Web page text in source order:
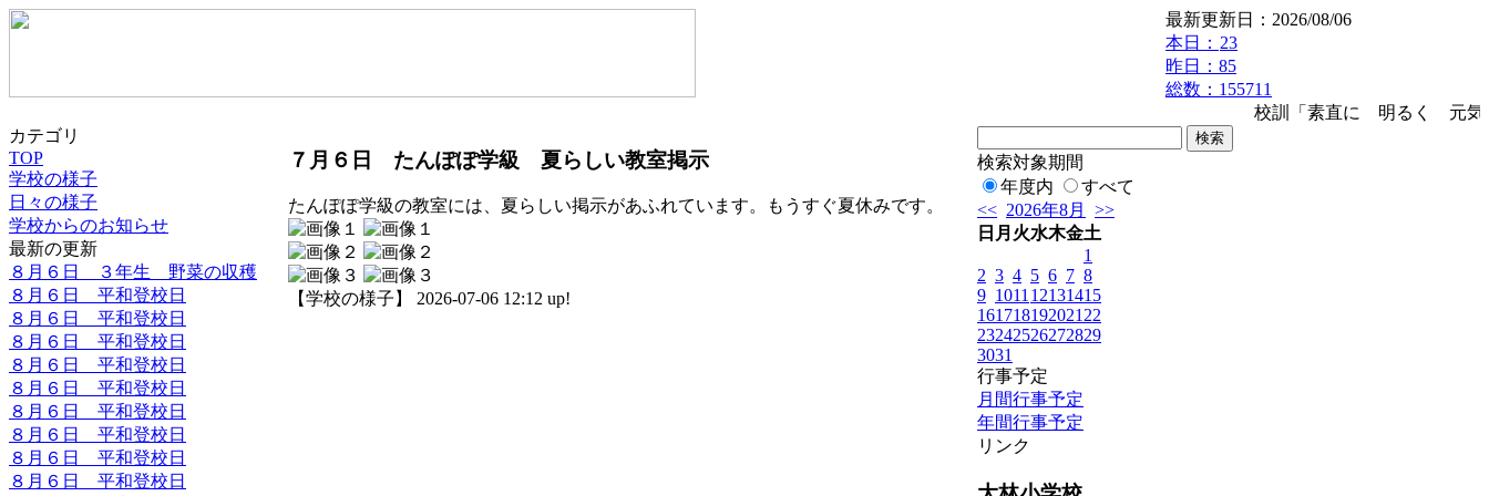
最新更新日：2026/08/06
本日： 23
昨日：85
総数：155711
校訓「素直に 明るく 元気
カテゴリ
TOP
学校の様子
日々の様子
学校からのお知らせ
最新の更新
８月６日 ３年生 野菜の収穫
８月６日 平和登校日
８月６日 平和登校日
８月６日 平和登校日
８月６日 平和登校日
８月６日 平和登校日
８月６日 平和登校日
８月６日 平和登校日
８月６日 平和登校日
８月６日 平和登校日
７月６日 たんぽぽ学級 夏らしい教室掲示
たんぽぽ学級の教室には、夏らしい掲示があふれています。もうすぐ夏休みです。
【学校の様子】 2026-07-06 12:12 up!
検索対象期間
年度内
すべて
<< 2026年8月
>>
日 月 火水木金土
1
2 3 4 5 6 7 8
9 1011 12131415
161718192021 22
23242526272829
3031
行事予定
月間行事予定
年間行事予定
リンク